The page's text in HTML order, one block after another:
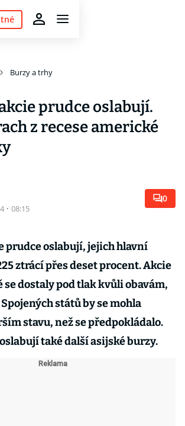
Burzy a trhy
prudce oslabují.
z recese americké
· 08:15
0
prudce oslabují, jejich hlavní
ztrácí přes deset procent. Akcie
se dostaly pod tlak kvůli obavám,
států by se mohla
stavu, než se předpokládalo.
také další asijské burzy.